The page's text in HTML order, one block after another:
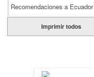
Recomendaciones a Ecuador
Imprimir todos